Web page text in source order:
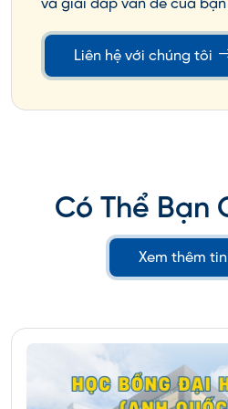
sơ năng lực của bạn
Bước 6
: Chờ thông báo
Học bổng Holland
Holland Scholarship hay
bổng NL là chương trình
và giải đáp vấn đề của bạn
Liên hệ với chúng tôi
Có Thể Bạn
Xem thêm